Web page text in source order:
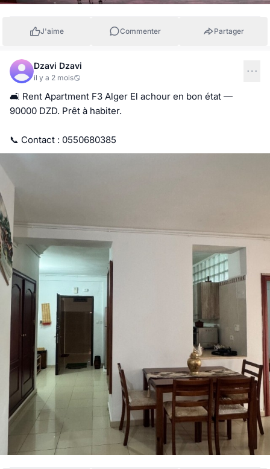
J'aime Commenter Partager
Dzavi Dzavi
il y a 2 mois
🛋️ Rent Apartment F3 Alger El achour en bon état —
90000 DZD. Prêt à habiter.
📞 Contact : 0550680385